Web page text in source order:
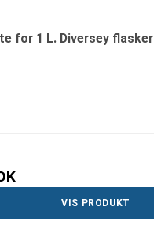
for 1 L. Diversey flasker
VIS PRODUKT